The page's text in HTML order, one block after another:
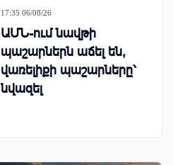
17:35 06/08/26
ԱՄՆ-ում նավթի
պաշարներն աճել են,
վառելիքի պաշարները՝
նվազել